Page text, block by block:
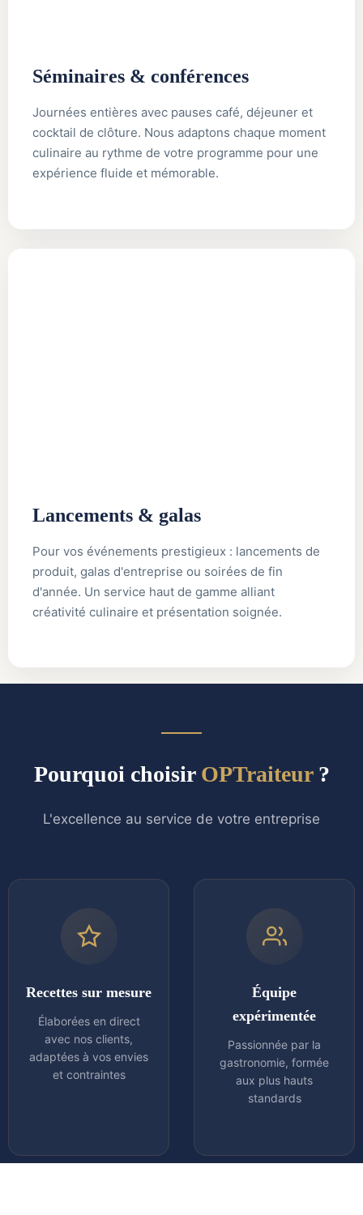
Séminaires & conférences
Journées entières avec pauses café, déjeuner et
cocktail de clôture. Nous adaptons chaque moment
culinaire au rythme de votre programme pour une
expérience fluide et mémorable.
Lancements & galas
Pour vos événements prestigieux : lancements de
produit, galas d'entreprise ou soirées de fin
d'année. Un service haut de gamme alliant
créativité culinaire et présentation soignée.
Pourquoi choisir OPTraiteur?
L'excellence au service de votre entreprise
Recettes sur mesure
Élaborées en direct
avec nos clients,
adaptées à vos envies
et contraintes
Équipe
expérimentée
Passionnée par la
gastronomie, formée
aux plus hauts
standards